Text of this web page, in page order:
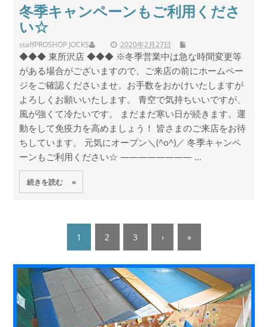
冬季キャンペーンもご利用くださ
い☆
staff 2020年2月27日
PROSHOP JOCKS
◆◆◆ 東所沢店 ◆◆◆ ※冬季営業中は急な時間変更等
がある場合がございますので、ご来店の前にホームペー
ジをご確認くださいませ。お手数をおかけいたしますが
よろしくお願いいたします。 青空で気持ちいいですが、
風が強くて冷たいです。 まだまだ寒い日が続きます。運
動をして免疫力を高めましょう！ 皆さまのご来店をお待
ちしています。 元気にオープン＼(^o^)／ 冬季キャンペ
ーンもご利用ください☆ ———————— ...
続きを読む »
1 2 3 › »